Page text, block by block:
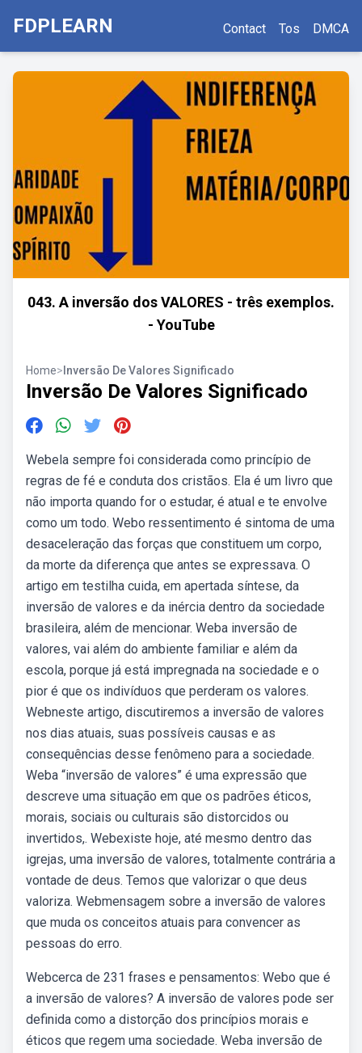
FDPLEARN Contact Tos DMCA
043. A inversão dos VALORES - três exemplos.
- YouTube
Home> Inversão De Valores Significado
Inversão De Valores Significado
Webela sempre foi considerada como princípio de
regras de fé e conduta dos cristãos. Ela é um livro que
não importa quando for o estudar, é atual e te envolve
como um todo. Webo ressentimento é sintoma de uma
desaceleração das forças que constituem um corpo,
da morte da diferença que antes se expressava. O
artigo em testilha cuida, em apertada síntese, da
inversão de valores e da inércia dentro da sociedade
brasileira, além de mencionar. Weba inversão de
valores, vai além do ambiente familiar e além da
escola, porque já está impregnada na sociedade e o
pior é que os indivíduos que perderam os valores.
Webneste artigo, discutiremos a inversão de valores
nos dias atuais, suas possíveis causas e as
consequências desse fenômeno para a sociedade.
Weba “inversão de valores” é uma expressão que
descreve uma situação em que os padrões éticos,
morais, sociais ou culturais são distorcidos ou
invertidos,. Webexiste hoje, até mesmo dentro das
igrejas, uma inversão de valores, totalmente contrária a
vontade de deus. Temos que valorizar o que deus
valoriza. Webmensagem sobre a inversão de valores
que muda os conceitos atuais para convencer as
pessoas do erro.
Webcerca de 231 frases e pensamentos: Webo que é
a inversão de valores? A inversão de valores pode ser
definida como a distorção dos princípios morais e
éticos que regem uma sociedade. Weba inversão de